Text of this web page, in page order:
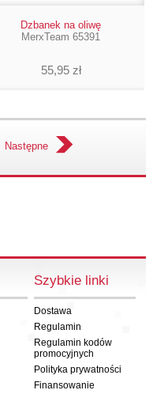
Dzbanek na oliwę
MerxTeam 65391
55,95 zł
Następne
Szybkie linki
Dostawa
Regulamin
Regulamin kodów
promocyjnych
Polityka prywatności
Finansowanie